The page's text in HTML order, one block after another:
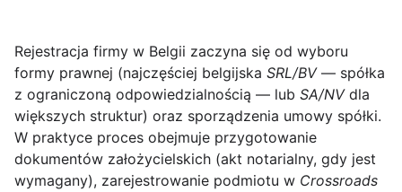
Rejestracja firmy w Belgii zaczyna się od wyboru
formy prawnej (najczęściej belgijska SRL/BV— spółka
z ograniczoną odpowiedzialnością — lub SA/NVdla
większych struktur) oraz sporządzenia umowy spółki.
W praktyce proces obejmuje przygotowanie
dokumentów założycielskich (akt notarialny, gdy jest
wymagany), zarejestrowanie podmiotu w Crossroads